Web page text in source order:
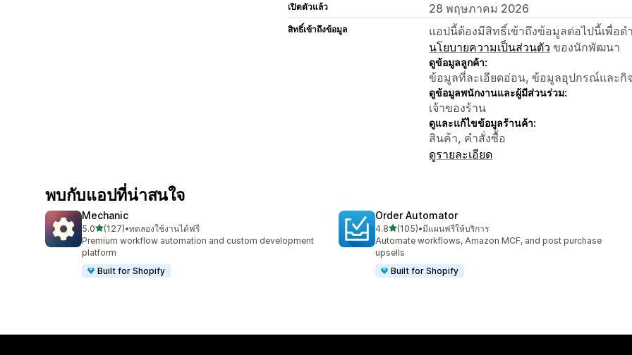
เปิดตัวแล้ว 28 พฤษภาคม 2026
สิทธิ์เข้าถึงข้อมูล
แอปนี้ต้องมีสิทธิ์เข้าถึงข้อมูลต่อไปนี้เพื่อ
นโยบายความเป็นส่วนตัว ของนักพัฒนา
ดูข้อมูลลูกค้า:
ข้อมูลที่ละเอียดอ่อน, ข้อมูลอุปกรณ์และกิ
ดูข้อมูลพนักงานและผู้มีส่วนร่วม:
เจ้าของร้าน
ดูและแก้ไขข้อมูลร้านค้า:
สินค้า, คำสั่งซื้อ
ดูรายละเอียด
พบกับแอปที่น่าสนใจ
Mechanic
5.0เต็ม 5 ดาว
(127)
ทั้งหมด 127 รีวิว
•ทดลองใช้งานได้ฟรี
Premium workflow automation and custom development
platform
Built for Shopify
Order Automator
4.8เต็ม 5 ดาว
(105)
ทั้งหมด 105 รีวิว
•มีแผนฟรีให้บริการ
Automate workflows, Amazon MCF, and post purchase
upsells
Built for Shopify